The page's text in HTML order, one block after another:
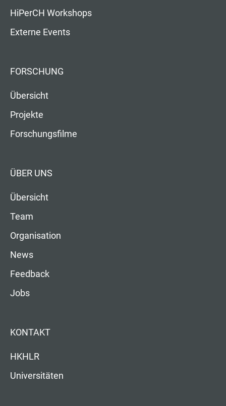
HiPerCH Workshops
Externe Events
FORSCHUNG
Übersicht
Projekte
Forschungsfilme
ÜBER UNS
Übersicht
Team
Organisation
News
Feedback
Jobs
KONTAKT
HKHLR
Universitäten